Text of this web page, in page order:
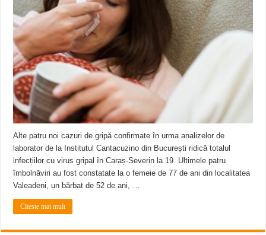
Miresme de lavandă, mentă și flori de vară și râsete de copii la Carașova VIDEO
ANUNȚ OPRIRE APĂ în Reșița – avarie – 04.08.2026 – str. Văliugului și
Alte patru noi cazuri de gripă confirmate în urma analizelor de
laborator de la Institutul Cantacuzino din București ridică totalul
infecțiilor cu virus gripal în Caraș-Severin la 19. Ultimele patru
îmbolnăviri au fost constatate la o femeie de 77 de ani din localitatea
Valeadeni, un bărbat de 52 de ani, …
Citeste mai mult